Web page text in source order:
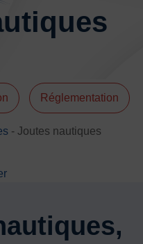
FSGT
Réglementation
- Joutes nautiques